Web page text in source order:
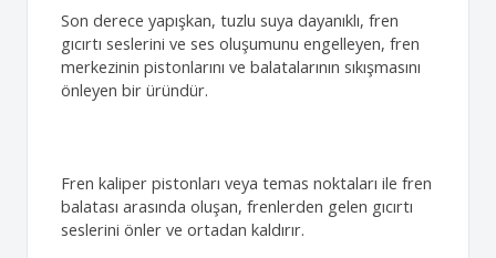
Son derece yapışkan, tuzlu suya dayanıklı, fren
gıcırtı seslerini ve ses oluşumunu engelleyen, fren
merkezinin pistonlarını ve balatalarının sıkışmasını
önleyen bir üründür.
Fren kaliper pistonları veya temas noktaları ile fren
balatası arasında oluşan, frenlerden gelen gıcırtı
seslerini önler ve ortadan kaldırır.